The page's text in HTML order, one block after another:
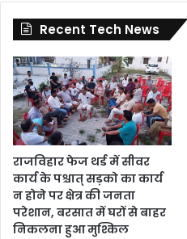
Recent Tech News
राजविहार फेज थर्ड में सीवर
कार्य के पश्चात् सड़को का कार्य
न होने पर क्षेत्र की जनता
परेशान, बरसात में घरों से बाहर
निकलना हुआ मुश्किल